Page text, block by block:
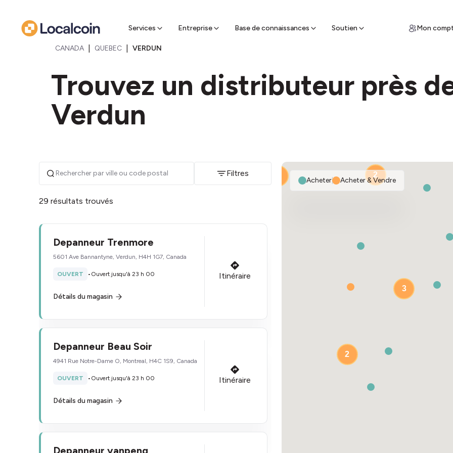
Services Entreprise Base de connaissances Soutien
récupérez des espèces
Mon
CANADA QUEBEC VERDUN
Trouvez un distributeur près
Verdun
Filtres
29 résultats trouvés
Depanneur Trenmore
5601 Ave Bannantyne, Verdun, H4H 1G7, Canada
OUVERT • Ouvert jusqu'à 23 h 00
Détails du magasin
Itinéraire
Depanneur Beau Soir
4941 Rue Notre-Dame O, Montreal, H4C 1S9, Canada
OUVERT • Ouvert jusqu'à 23 h 00
Détails du magasin
Itinéraire
Depanneur yanpeng
2
3
2
Acheter| Acheter & Vendre